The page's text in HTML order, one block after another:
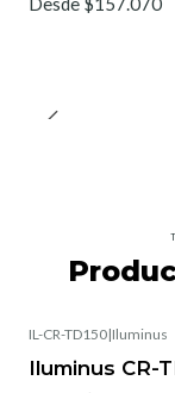
IL-CR-TD150|Iluminus
Iluminus CR-